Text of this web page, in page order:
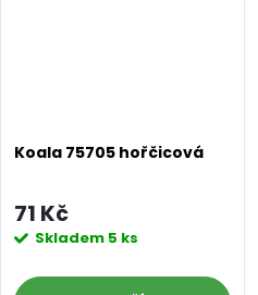
Koala 75705 hořčicová
71 Kč
Skladem 5 ks